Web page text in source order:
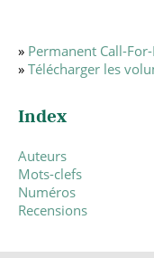
» Permanent Call-
» Télécharger les
Index
Auteurs
Mots-clefs
Numéros
Recensions